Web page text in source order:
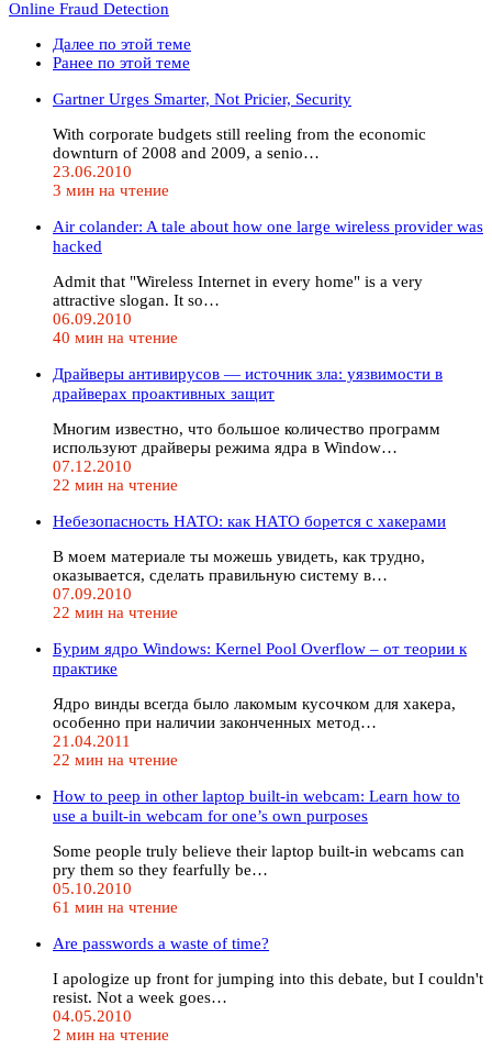
Online Fraud Detection
Далее по этой теме
Ранее по этой теме
Gartner Urges Smarter, Not Pricier, Security
With corporate budgets still reeling from the economic
downturn of 2008 and 2009, a senio…
23.06.2010
3 мин на чтение
Air colander: A tale about how one large wireless provider was
hacked
Admit that "Wireless Internet in every home" is a very
attractive slogan. It so…
06.09.2010
40 мин на чтение
Драйверы антивирусов — источник зла: уязвимости в
драйверах проактивных защит
Многим известно, что большое количество программ
используют драйверы режима ядра в Window…
07.12.2010
22 мин на чтение
Небезопасность НАТО: как НАТО борется с хакерами
В моем материале ты можешь увидеть, как трудно,
оказывается, сделать правильную систему в…
07.09.2010
22 мин на чтение
Бурим ядро Windows: Kernel Pool Overflow – от теории к
практике
Ядро винды всегда было лакомым кусочком для хакера,
особенно при наличии законченных метод…
21.04.2011
22 мин на чтение
How to peep in other laptop built-in webcam: Learn how to
use a built-in webcam for one’s own purposes
Some people truly believe their laptop built-in webcams can
pry them so they fearfully be…
05.10.2010
61 мин на чтение
Are passwords a waste of time?
I apologize up front for jumping into this debate, but I couldn't
resist. Not a week goes…
04.05.2010
2 мин на чтение